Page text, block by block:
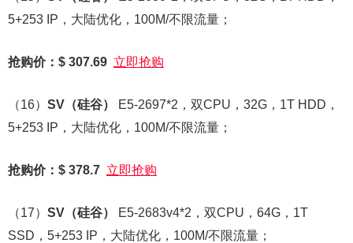
5+253 IP，大陆优化，100M/不限流量；
抢购价：$ 307.69 立即抢购
（16） SV （硅谷）
E5-2697*2，双CPU，32G，1T HDD，
5+253 IP，大陆优化，100M/不限流量；
抢购价：$ 378.7 立即抢购
（17） SV （硅谷）
E5-2683v4*2，双CPU，64G，1T
SSD，5+253 IP，大陆优化，100M/不限流量；